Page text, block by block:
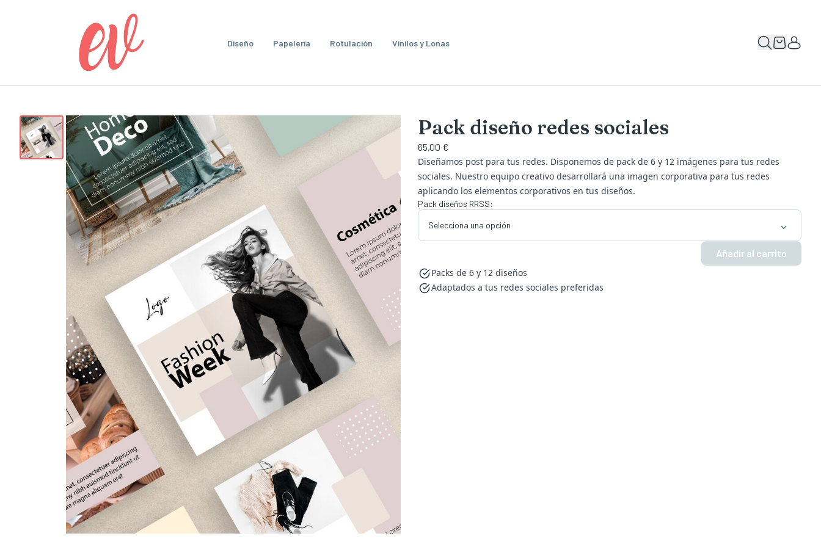
Diseño Papelería Rotulación Vinilos y Lonas
Pack diseño redes sociales
65,00 €
Diseñamos post para tus redes. Disponemos de pack de 6 y 12 imágenes para tus redes
sociales. Nuestro equipo creativo desarrollará una imagen corporativa para tus redes
aplicando los elementos corporativos en tus diseños.
Pack diseños RRSS:
Selecciona una opción
Añadir al carrito
Packs de 6 y 12 diseños
Adaptados a tus redes sociales preferidas